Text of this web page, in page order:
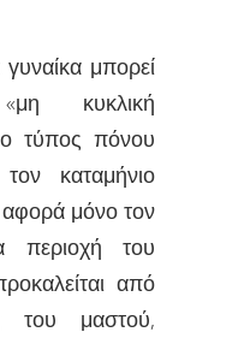
μπορεί
κυκλική
τύπος πόνου
καταμήνιο
αφορά μόνο τον
του
από
του μαστού,